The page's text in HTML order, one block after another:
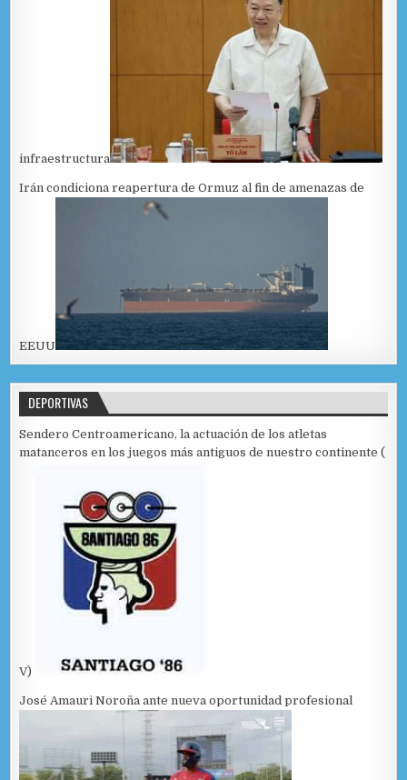
infraestructura
Irán condiciona reapertura de Ormuz al fin de amenazas de
EEUU
DEPORTIVAS
Sendero Centroamericano, la actuación de los atletas
matanceros en los juegos más antiguos de nuestro continente (
V)
José Amauri Noroña ante nueva oportunidad profesional